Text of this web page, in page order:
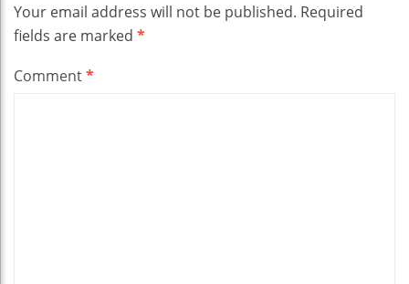
Your email address will not be published. Required
fields are marked *
Comment*